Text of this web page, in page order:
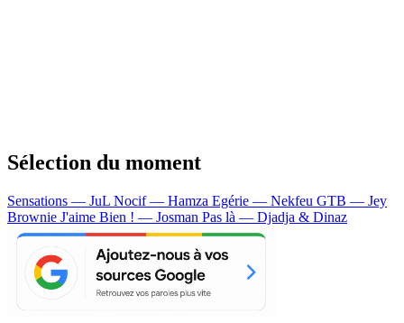
Sélection du moment
Sensations — JuL Nocif — Hamza Egérie — Nekfeu GTB — Jey
Brownie J'aime Bien ! — Josman Pas là — Djadja & Dinaz